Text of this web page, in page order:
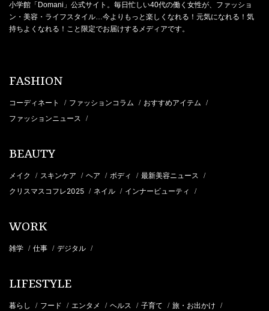
小学館「Domani」公式サイト。毎日忙しい40代の働く女性が、ファッショ
ン・美容・ライフスタイル…今よりもっと楽しくなれる！元気になれる！気
持ちよくなれる！こと限定でお届けするメディアです。
FASHION
コーディネート / ファッションコラム / おすすめアイテム /
ファッションニュース /
BEAUTY
メイク / スキンケア / ヘア / ボディ / 最新美容ニュース /
クリスマスコフレ2025 / ネイル / インナービューティ /
WORK
雑学 / 仕事 / デジタル /
LIFESTYLE
暮らし / フード / エンタメ / ヘルス / 子育て / 旅・お出かけ /